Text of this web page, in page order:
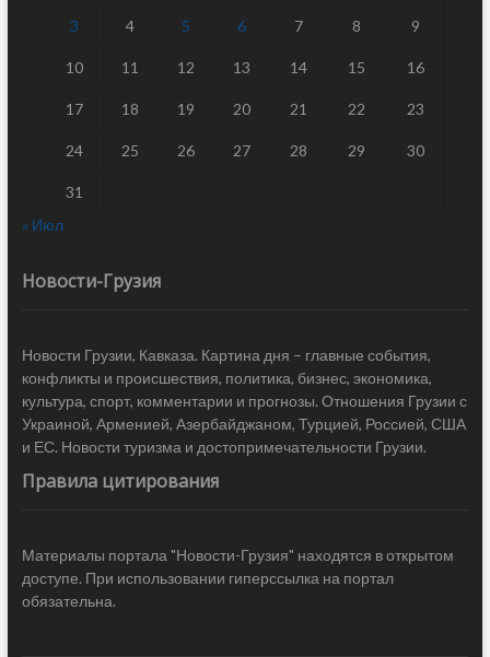
3 4 5 6 7 8 9
10 11 12 13 14 15 16
17 18 19 20 21 22 23
24 25 26 27 28 29 30
31
« Июл
Новости-Грузия
Новости Грузии, Кавказа. Картина дня – главные события,
конфликты и происшествия, политика, бизнес, экономика,
культура, спорт, комментарии и прогнозы. Отношения Грузии с
Украиной, Арменией, Азербайджаном, Турцией, Россией, США
и ЕС. Новости туризма и достопримечательности Грузии.
Правила цитирования
Материалы портала "Новости-Грузия" находятся в открытом
доступе. При использовании гиперссылка на портал
обязательна.